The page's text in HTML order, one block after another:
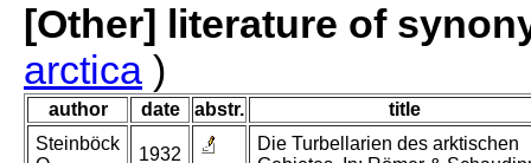
[Other] literature of
arctica )
author date abstr.
title
Steinböck
1932
Die Turbellarien des arktischen